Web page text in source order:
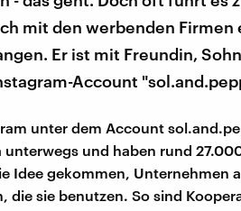
mit den werbenden Firmen
Er ist mit Freundin,
Account
unter dem Account
und haben rund
Idee gekommen, Unternehmen
die sie benutzen. So sind